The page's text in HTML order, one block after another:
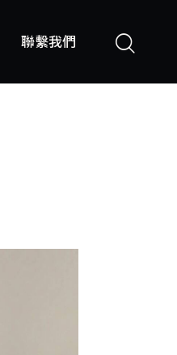
聯繫我們